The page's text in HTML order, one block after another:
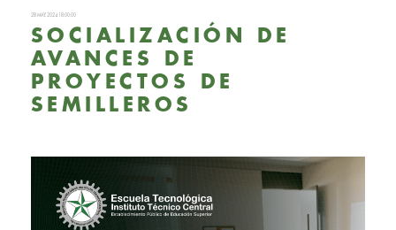
28 MAY. 2024 18:00:00
SOCIALIZACIÓN DE
AVANCES DE
PROYECTOS DE
SEMILLEROS